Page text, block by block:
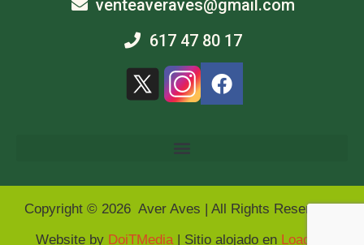
venteaveraves@gmail.com
617 47 80 17
Copyright © 2026 Aver Aves | All Rights Reserved |
Website by DoiTMedia | Sitio alojado en Loading